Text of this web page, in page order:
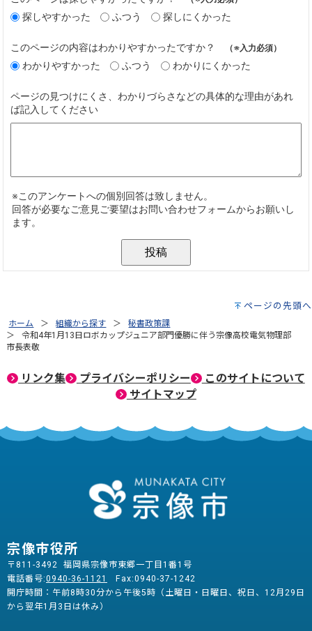
ページの先頭へ
ホーム 組織から探す
秘書政策課
令和4年1月13日ロボカップジュニア部門優勝に伴う宗像高校電気物理部
市長表敬
リンク集 プライバシーポリシー
このサイトについて
サイトマップ
宗像市役所
〒811-3492 福岡県宗像市東郷一丁目1番1号
電話番号:0940-36-1121
Fax:0940-37-1242
開庁時間：午前8時30分から午後5時（土曜日・日曜日、祝日、12月29日
から翌年1月3日は休み）